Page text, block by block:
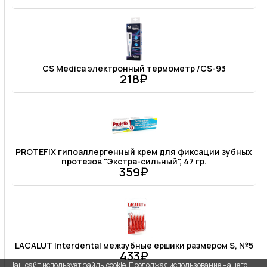
CS Medica электронный термометр /CS-93
218₽
PROTEFIX гипоаллергенный крем для фиксации зубных
протезов "Экстра-сильный", 47 гр.
359₽
LACALUT Interdental межзубные ершики размером S, №5
433₽
Наш сайт использует файлы cookie. Продолжая использование нашего